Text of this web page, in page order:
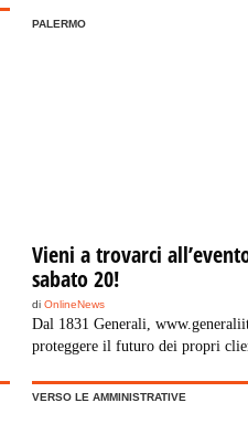
PALERMO
Vieni a trovarci
sabato 20!
diOnlineNews
Dal 1831 Generali,
proteggere il futuro dei propri
diversificazione dei loro
VERSO LE AMMINISTRATIVE